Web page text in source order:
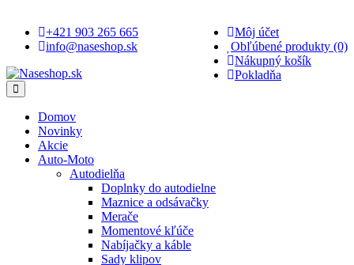
+421 903 265 665
info@naseshop.sk
Môj účet
Obľúbené produkty (0)
Nákupný košík
Pokladňa
Domov
Novinky
Akcie
Auto-Moto
Autodielňa
Doplnky do autodielne
Maznice a odsávačky
Merače
Momentové kľúče
Nabíjačky a káble
Sady klipov